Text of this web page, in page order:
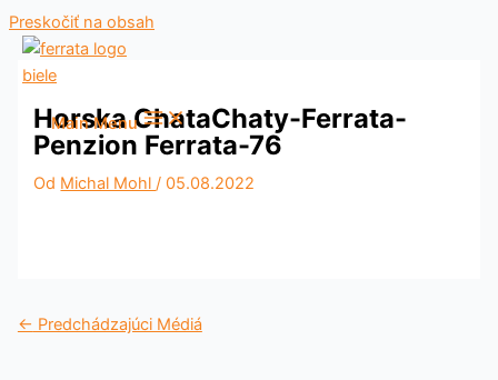
Preskočiť na obsah
Main Menu
Horska ChataChaty-Ferrata-
Penzion Ferrata-76
Od Michal Mohl/05.08.2022
← Predchádzajúci Médiá